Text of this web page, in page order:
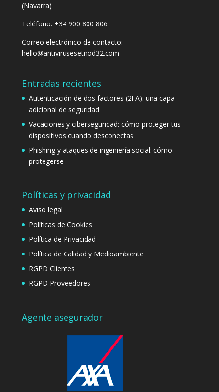
(Navarra)
Teléfono: +34 900 800 806
Correo electrónico de contacto:
hello@antivirusesetnod32.com
Entradas recientes
Autenticación de dos factores (2FA): una capa
adicional de seguridad
Vacaciones y ciberseguridad: cómo proteger tus
dispositivos cuando desconectas
Phishing y ataques de ingeniería social: cómo
protegerse
Políticas y privacidad
Aviso legal
Políticas de Cookies
Política de Privacidad
Política de Calidad y Medioambiente
RGPD Clientes
RGPD Proveedores
Agente asegurador